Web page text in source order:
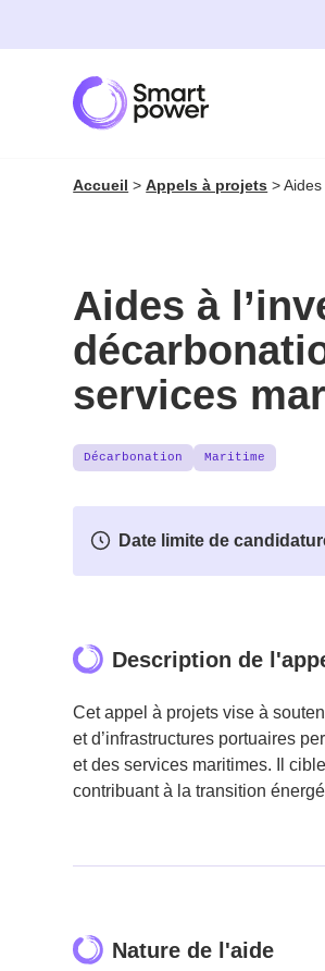
Accueil >Appels à projets >
Aides à
services
Décarbonation Maritime
Date limite de
Description de
Cet appel à projets vise à
et d’infrastructures portuaires
et des services maritimes. Il
contribuant à la transition
Nature de l'aide